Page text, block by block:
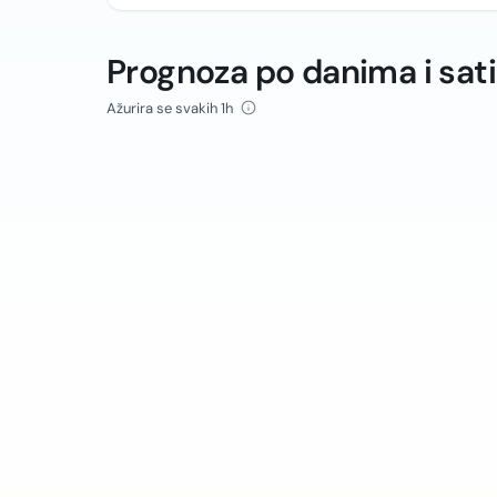
Prognoza po danima i
Ažurira se svakih 1h